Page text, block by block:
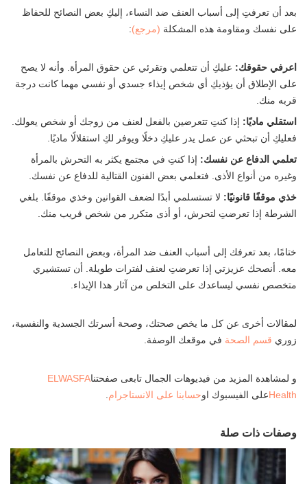
بعد أن تعرفتِ إلى أسباب العنف ضد النساء، إليكِ بعض النصائح للحفاظ
على نفسك ومقاومة هذه المشكلة (مرجع):
اعرفي حقوقك: عليكِ أن تتعلمي وتقرئي عن حقوق المرأة. وأنه لا يصح
على الإطلاق أن يؤذيكِ أي شخص إيذاء جسدي أو نفسي مهما كانت درجة
قربه منك.
استقلي ماديًا: إذا كنتِ تتعرضين بالفعل لعنف من زوجك أو شخص يعولك.
فعليكِ أن تبحثي عن عمل يدر عليكِ دخلًا ويوفر لكِ استقلالًا ماديًا.
تعلمي الدفاع عن نفسك: إذا كنتِ في مجتمع يكثر به التحرش بالمرأة
وغيره من أنواع الأذى. فتعلمي بعض الفنون القتالية للدفاع عن نفسك.
خذي موقفًا قانونيًا: لا تستسلمي أبدًا لضعف القوانين وخذي موقفًا. بلغي
الشرطة إذا تعرضتِ لتحرش، أو أذى متكرر من شخص قريب منك.
ختامًا، بعد تعرفك إلى أسباب العنف ضد المرأة، وبعض النصائح للتعامل
معه. أنصحك عزيزتي إذا تعرضتِ لعنف لفترات طويلة. أن تستشيري
متخصص نفسي ليساعدك على التخلص من آثار هذا الإيذاء.
لمقالات أخرى عن كل ما يخص صحتك، وصحة أسرتك الجسدية والنفسية،
زوري قسم الصحة في موقعك الوصفة.
و لمشاهدة المزيد من فيديوهات الجمال تابعى صفحتناELWASFA
Healthعلى الفيسبوك اوحسابنا على الانستاجرام.
وصفات ذات صلة